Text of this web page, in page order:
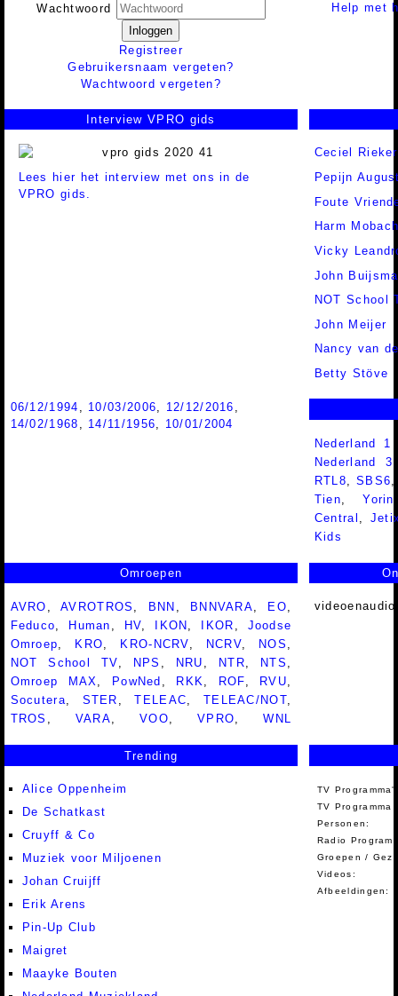
Wachtwoord
Inloggen
Registreer
Gebruikersnaam vergeten?
Wachtwoord vergeten?
Help met
Interview VPRO gids
Lees hier het interview met ons in de
VPRO gids.
Ceciel
Pepijn
Foute
Harm
Vicky
John
NOT School
John Meijer
Nancy van
Betty Stöve
06/12/1994 , 10/03/2006, 12/12/2016 ,
14/02/1968 , 14/11/1956, 10/01/2004
Nederland 1
Nederland
RTL8 ,SBS6
Tien ,Yorin
Central
Kids
Omroepen
AVRO ,AVROTROS , BNN , BNNVARA, EO,
Feduco, Human , HV, IKON , IKOR , Joodse
Omroep, KRO, KRO-NCRV, NCRV, NOS ,
NOT School TV, NPS , NRU , NTR, NTS ,
Omroep MAX, PowNed , RKK, ROF, RVU,
Socutera, STER ,TELEAC, TELEAC/NOT,
TROS , VARA,VOO,VPRO,WNL
Trending
Alice Oppenheim
De Schatkast
Cruyff & Co
Muziek voor Miljoenen
Johan Cruijff
Erik Arens
Pin-Up Club
Maigret
Maayke Bouten
TV
TV Programma
Personen:
Radio
Groepen /
Videos:
Afbeeldingen: